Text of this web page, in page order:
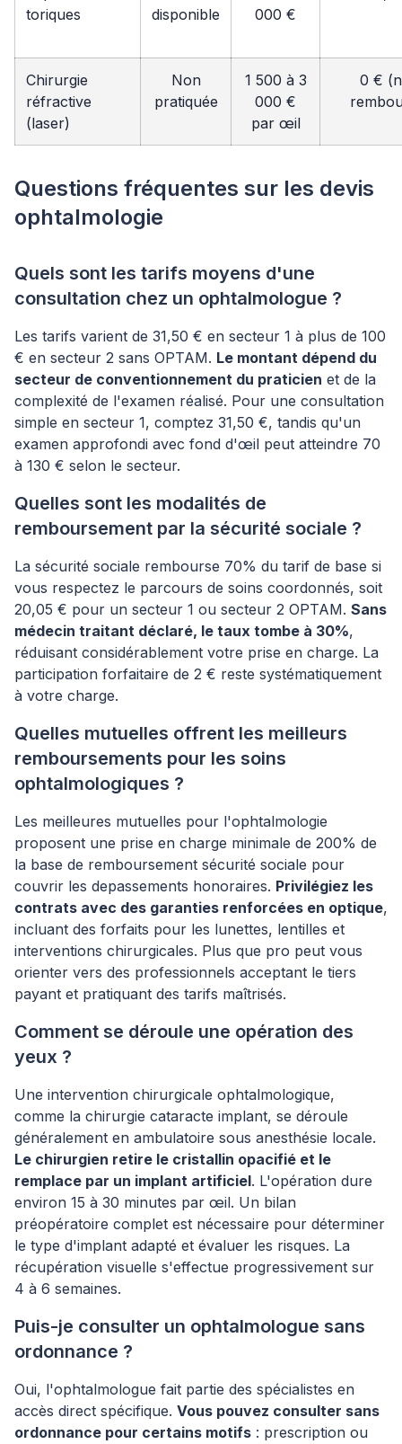
toriques
disponible
000 €
Chirurgie
réfractive
(laser)
Non
pratiquée
1 500 à 3
000 €
par œil
0 €
Questions fréquentes sur les devis
ophtalmologie
Quels sont les tarifs moyens d'une
consultation chez un ophtalmologue ?
Les tarifs varient de 31,50 € en secteur 1 à plus de 100
€ en secteur 2 sans OPTAM. Le montant dépend du
secteur de conventionnement du praticien et de la
complexité de l'examen réalisé. Pour une consultation
simple en secteur 1, comptez 31,50 €, tandis qu'un
examen approfondi avec fond d'œil peut atteindre 70
à 130 € selon le secteur.
Quelles sont les modalités de
remboursement par la sécurité sociale ?
La sécurité sociale rembourse 70% du tarif de base si
vous respectez le parcours de soins coordonnés, soit
20,05 € pour un secteur 1 ou secteur 2 OPTAM. Sans
médecin traitant déclaré, le taux tombe à 30%,
réduisant considérablement votre prise en charge. La
participation forfaitaire de 2 € reste systématiquement
à votre charge.
Quelles mutuelles offrent les meilleurs
remboursements pour les soins
ophtalmologiques ?
Les meilleures mutuelles pour l'ophtalmologie
proposent une prise en charge minimale de 200% de
la base de remboursement sécurité sociale pour
couvrir les depassements honoraires. Privilégiez les
contrats avec des garanties renforcées en optique,
incluant des forfaits pour les lunettes, lentilles et
interventions chirurgicales. Plus que pro peut vous
orienter vers des professionnels acceptant le tiers
payant et pratiquant des tarifs maîtrisés.
Comment se déroule une opération des
yeux ?
Une intervention chirurgicale ophtalmologique,
comme la chirurgie cataracte implant, se déroule
généralement en ambulatoire sous anesthésie locale.
Le chirurgien retire le cristallin opacifié et le
remplace par un implant artificiel. L'opération dure
environ 15 à 30 minutes par œil. Un bilan
préopératoire complet est nécessaire pour déterminer
le type d'implant adapté et évaluer les risques. La
récupération visuelle s'effectue progressivement sur
4 à 6 semaines.
Puis-je consulter un ophtalmologue sans
ordonnance ?
Oui, l'ophtalmologue fait partie des spécialistes en
accès direct spécifique. Vous pouvez consulter sans
ordonnance pour certains motifs : prescription ou